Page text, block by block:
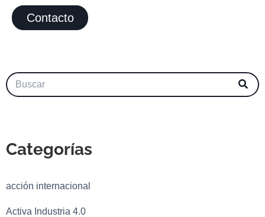
Contacto
Categorías
acción internacional
Activa Industria 4.0